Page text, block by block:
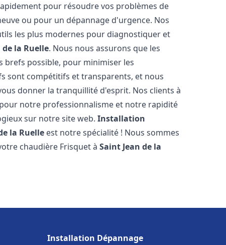
pour résoudre vos problèmes de
ou pour un dépannage d'urgence. Nos
les plus modernes pour diagnostiquer et
de la Ruelle. Nous nous assurons que les
brefs possible, pour minimiser les
sont compétitifs et transparents, et nous
donner la tranquillité d'esprit. Nos clients à
notre professionnalisme et notre rapidité
sur notre site web.Installation
la Ruelle est notre spécialité ! Nous sommes
chaudière Frisquet àSaint Jean de la
Installation Dépannage